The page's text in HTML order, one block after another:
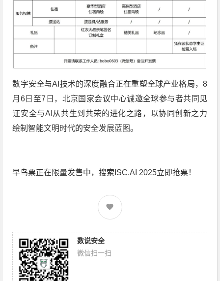
数字安全与AI技术的深度融合正在重塑全球产业格局，8
月6日至7日，北京国家会议中心诚邀全球参与者共同见
证安全与AI从共生到共荣的进化之路，以协同创新之力
绘制智能文明时代的安全发展蓝图。
早鸟票正在限量发售中，搜索ISC.AI 2025立即抢票！
数说安全
微信扫一扫